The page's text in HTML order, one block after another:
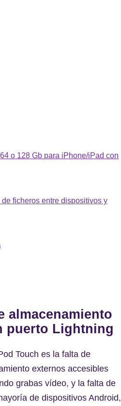
o 128 Gb para iPhone/iPad con
ficheros entre dispositivos y
almacenamiento
puerto Lightning
Touch es la falta de
externos accesibles
grabas vídeo, y la falta de
de dispositivos Android,